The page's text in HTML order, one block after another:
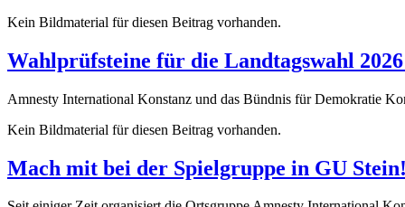
Kein Bildmaterial für diesen Beitrag vorhanden.
Wahlprüfsteine für die Landtagswahl
Amnesty International Konstanz und das Bündnis für Demokratie
Kein Bildmaterial für diesen Beitrag vorhanden.
Mach mit bei der Spielgruppe in GU Stein!